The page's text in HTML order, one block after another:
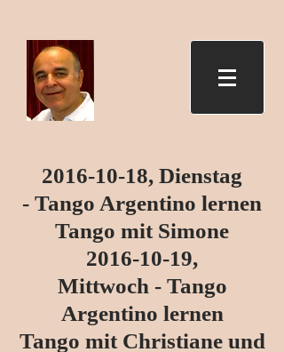
2016-10-18, Dienstag
- Tango Argentino lernen
Tango mit Simone
2016-10-19,
Mittwoch - Tango
Argentino lernen
Tango mit Christiane und